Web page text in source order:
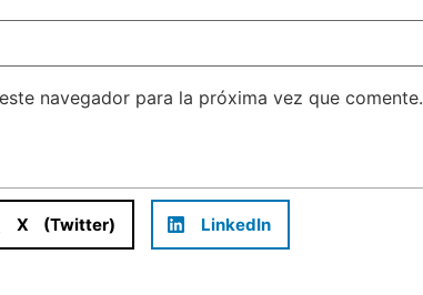
navegador para la próxima vez que comente.
X (Twitter) LinkedIn